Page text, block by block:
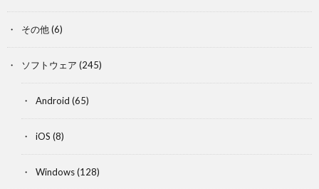
その他(6)
ソフトウェア (245)
Android (65)
iOS (8)
Windows(128)